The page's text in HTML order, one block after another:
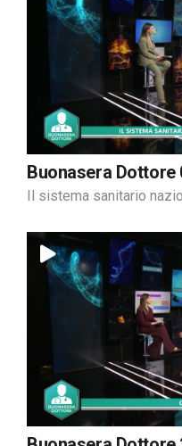
Buonasera Dottore
Il sistema sanitario